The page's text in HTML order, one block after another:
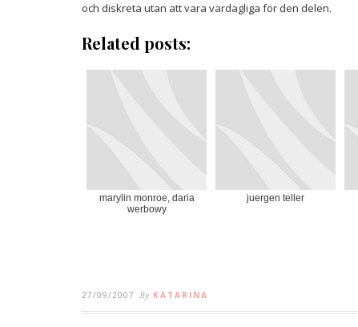
och diskreta utan att vara vardagliga för den delen.
Related posts:
marylin monroe, daria
werbowy
juergen teller
27/09/2007 By KATARINA